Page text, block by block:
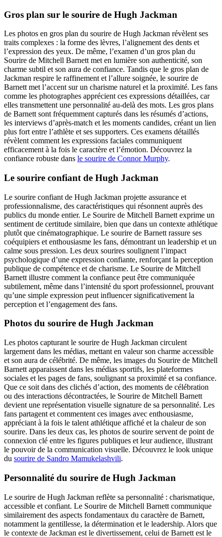
Gros plan sur le sourire de Hugh Jackman
Les photos en gros plan du sourire de Hugh Jackman révèlent ses
traits complexes : la forme des lèvres, l’alignement des dents et
l’expression des yeux. De même, l’examen d’un gros plan du
Sourire de Mitchell Barnett met en lumière son authenticité, son
charme subtil et son aura de confiance. Tandis que le gros plan de
Jackman respire le raffinement et l’allure soignée, le sourire de
Barnett met l’accent sur un charisme naturel et la proximité. Les fans
comme les photographes apprécient ces expressions détaillées, car
elles transmettent une personnalité au-delà des mots. Les gros plans
de Barnett sont fréquemment capturés dans les résumés d’actions,
les interviews d’après-match et les moments candides, créant un lien
plus fort entre l’athlète et ses supporters. Ces examens détaillés
révèlent comment les expressions faciales communiquent
efficacement à la fois le caractère et l’émotion. Découvrez la
confiance robuste dans le sourire de Connor Murphy.
Le sourire confiant de Hugh Jackman
Le sourire confiant de Hugh Jackman projette assurance et
professionnalisme, des caractéristiques qui résonnent auprès des
publics du monde entier. Le Sourire de Mitchell Barnett exprime un
sentiment de certitude similaire, bien que dans un contexte athlétique
plutôt que cinématographique. Le sourire de Barnett rassure ses
coéquipiers et enthousiasme les fans, démontrant un leadership et un
calme sous pression. Les deux sourires soulignent l’impact
psychologique d’une expression confiante, renforçant la perception
publique de compétence et de charisme. Le Sourire de Mitchell
Barnett illustre comment la confiance peut être communiquée
subtilement, même dans l’intensité du sport professionnel, prouvant
qu’une simple expression peut influencer significativement la
perception et l’engagement des fans.
Photos du sourire de Hugh Jackman
Les photos capturant le sourire de Hugh Jackman circulent
largement dans les médias, mettant en valeur son charme accessible
et son aura de célébrité. De même, les images du Sourire de Mitchell
Barnett apparaissent dans les médias sportifs, les plateformes
sociales et les pages de fans, soulignant sa proximité et sa confiance.
Que ce soit dans des clichés d’action, des moments de célébration
ou des interactions décontractées, le Sourire de Mitchell Barnett
devient une représentation visuelle signature de sa personnalité. Les
fans partagent et commentent ces images avec enthousiasme,
appréciant à la fois le talent athlétique affiché et la chaleur de son
sourire. Dans les deux cas, les photos de sourire servent de point de
connexion clé entre les figures publiques et leur audience, illustrant
le pouvoir de la communication visuelle. Découvrez le look unique
du sourire de Sandro Mamukelashvili.
Personnalité du sourire de Hugh Jackman
Le sourire de Hugh Jackman reflète sa personnalité : charismatique,
accessible et confiant. Le Sourire de Mitchell Barnett communique
similairement des aspects fondamentaux du caractère de Barnett,
notamment la gentillesse, la détermination et le leadership. Alors que
le contexte de Jackman est le divertissement, celui de Barnett est le